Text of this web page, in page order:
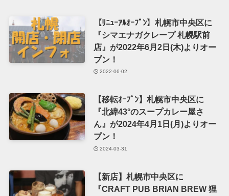
【ﾘﾆｭｰｱﾙｵｰﾌﾟﾝ】札幌市中央区に
『シマエナガクレープ 札幌駅前
店』が2022年6月2日(木)よりオー
プン！
2022-06-02
【移転ｵｰﾌﾟﾝ】札幌市中央区に
『北緯43°のスープカレー屋さ
ん』が2024年4月1日(月)よりオー
プン！
2024-03-31
【新店】札幌市中央区に
『CRAFT PUB BRIAN BREW 狸